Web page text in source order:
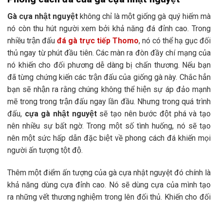
Gà cựa nhật nguyệtkhông chỉ là một giống gà quý hiếm mà
nó còn thu hút người xem bởi khả năng đá đỉnh cao. Trong
nhiều trận đấu đá gà trực tiếp Thomo, nó có thể hạ gục đối
thủ ngay từ phút đầu tiên. Các màn ra đòn đầy chí mạng của
nó khiến cho đối phương dễ dàng bị chấn thương. Nếu bạn
đã từng chứng kiến các trận đấu của giống gà này. Chắc hẳn
bạn sẽ nhận ra rằng chúng không thể hiện sự áp đảo mạnh
mẽ trong trong trận đấu ngay lần đầu. Nhưng trong quá trình
đấu, cựa gà nhật nguyệtsẽ tạo nên bước đột phá và tạo
nên nhiều sự bất ngờ. Trong một số tình huống, nó sẽ tạo
nên một sức hấp dẫn đặc biệt về phong cách đá khiến mọi
người ấn tượng tột độ.
Thêm một điểm ấn tượng của gà cựa nhật nguyệt đó chính là
khả năng dùng cựa đỉnh cao. Nó sẽ dùng cựa của mình tạo
ra những vết thương nghiệm trong lên đối thủ. Khiến cho đối